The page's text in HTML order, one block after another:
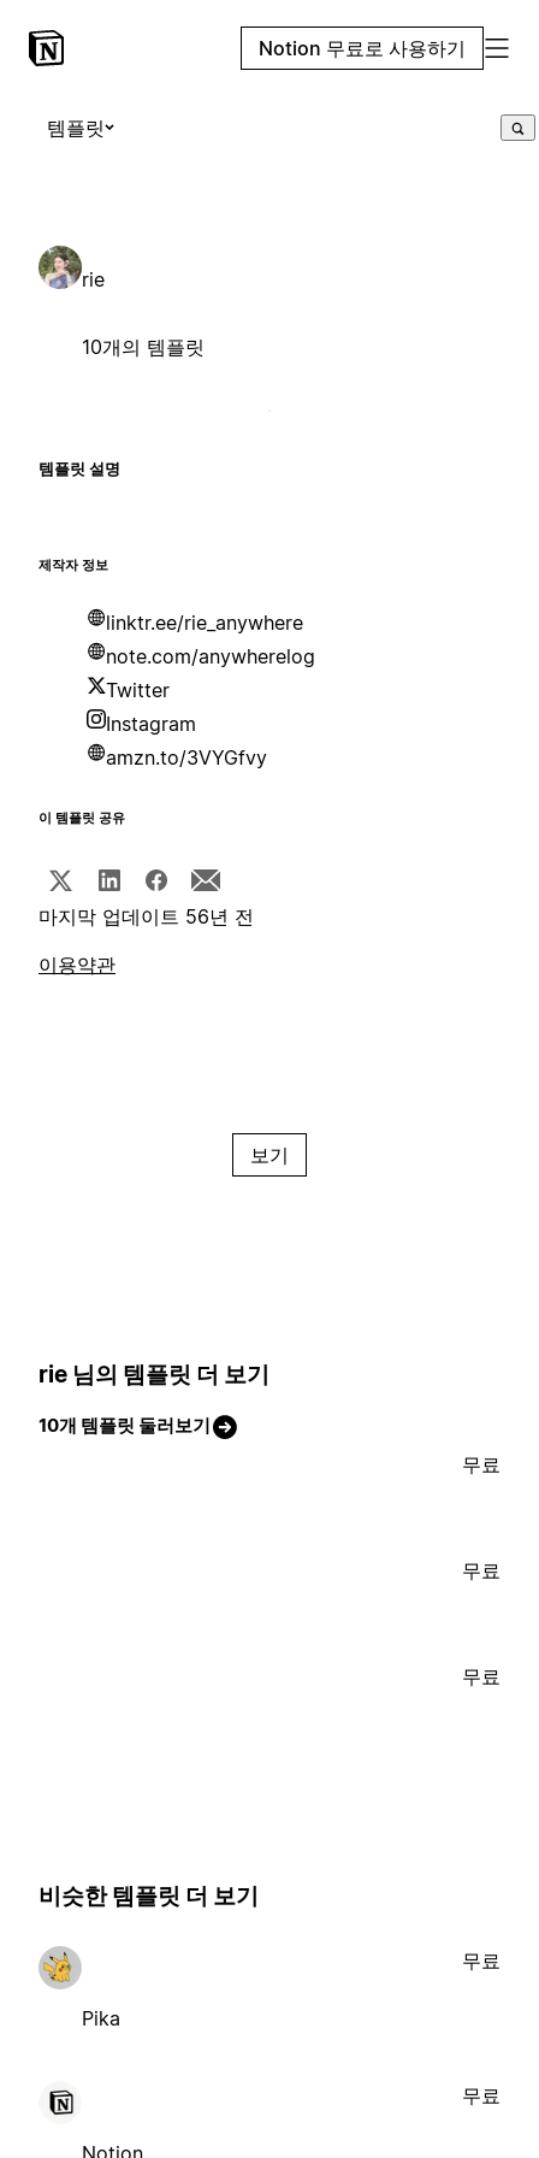
Notion 무료로 사용하기
템플릿
rie
10개의 템플릿
템플릿 설명
제작자 정보
linktr.ee/rie_anywhere
note.com/anywherelog
Twitter
Instagram
amzn.to/3VYGfvy
이 템플릿 공유
마지막 업데이트 56년 전
이용약관
보기
rie 님의 템플릿 더 보기
10개 템플릿 둘러보기
무료
무료
무료
비슷한 템플릿 더 보기
Pika
무료
Notion
무료